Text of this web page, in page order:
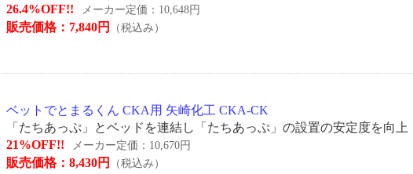
26.4%OFF!!
メーカー定価：10,648円
販売価格：7,840円 （税込み）
ベットでとまるくん CKA用 矢崎化工 CKA-CK
「たちあっぷ」とベッドを連結し「たちあっぷ」の設置の安定度を向上
21%OFF!!
メーカー定価：10,670円
販売価格：8,430円 （税込み）